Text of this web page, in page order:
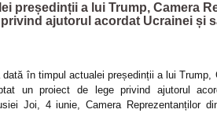
președinții a lui Trump, Camera
ajutorul acordat Ucrainei și
dată în timpul actualei președinții a lui Trump,
un proiect de lege privind ajutorul
Joi, 4 iunie, Camera Reprezentanților